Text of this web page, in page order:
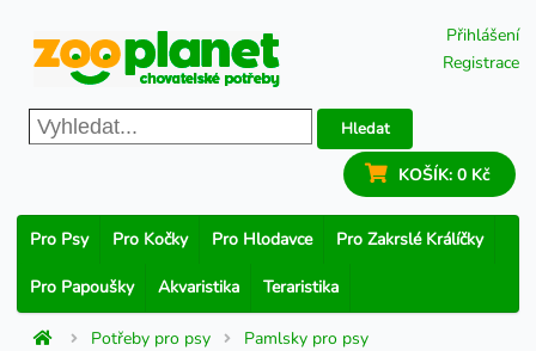
Přihlášení
Registrace
Hledat
KOŠÍK: 0 Kč
Pro Psy Pro Kočky Pro Hlodavce Pro Zakrslé Králíčky
Pro Papoušky Akvaristika Teraristika
Potřeby pro psy Pamlsky pro psy